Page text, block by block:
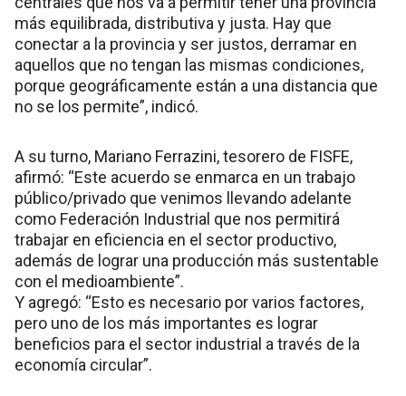
más equilibrada, distributiva y justa. Hay que
conectar a la provincia y ser justos, derramar en
aquellos que no tengan las mismas condiciones,
porque geográficamente están a una distancia que
no se los permite”, indicó.
A su turno, Mariano Ferrazini, tesorero de FISFE,
afirmó: “Este acuerdo se enmarca en un trabajo
público/privado que venimos llevando adelante
como Federación Industrial que nos permitirá
trabajar en eficiencia en el sector productivo,
además de lograr una producción más sustentable
con el medioambiente”.
Y agregó: “Esto es necesario por varios factores,
pero uno de los más importantes es lograr
beneficios para el sector industrial a través de la
economía circular”.